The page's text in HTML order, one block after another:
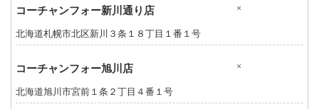
コーチャンフォー新川通り店 ×
北海道札幌市北区新川３条１８丁目１番１号
コーチャンフォー旭川店 ×
北海道旭川市宮前１条２丁目４番１号